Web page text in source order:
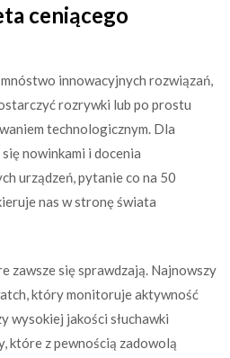
ceniącego
innowacyjnych rozwiązań,
rozrywki lub po prostu
technologicznym. Dla
nowinkami i docenia
urządzeń, pytanie co na 50
nas w stronę świata
zawsze się sprawdzają. Najnowszy
który monitoruje aktywność
wysokiej jakości słuchawki
które z pewnością zadowolą